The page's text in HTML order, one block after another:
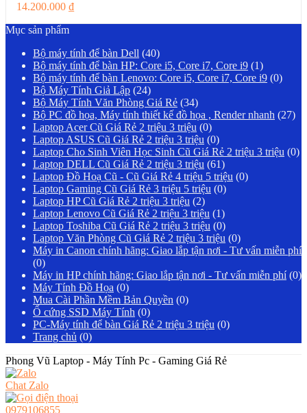
14.200.000 ₫
Mục sản phẩm
Bộ máy tính để bàn Dell (40)
Bộ máy tính để bàn HP: Core i5, Core i7, Core i9 (1)
Bộ máy tính để bàn Lenovo: Core i5, Core i7, Core i9 (0)
Bộ Máy Tính Giả Lập (24)
Bộ Máy Tính Văn Phòng Giá Rẻ (34)
Bộ PC đồ họa, Máy tính thiết kế đồ họa , Render nhanh (27)
Laptop Acer Cũ Giá Rẻ 2 triệu 3 triệu (0)
Laptop ASUS Cũ Giá Rẻ 2 triệu 3 triệu (0)
Laptop Cho Sinh Viên Học Sinh Cũ Giá Rẻ 2 triệu 3 triệu (0)
Laptop DELL Cũ Giá Rẻ 2 triệu 3 triệu (61)
Laptop Đồ Hoạ Cũ - Cũ Giá Rẻ 4 triệu 5 triệu (0)
Laptop Gaming Cũ Giá Rẻ 3 triệu 5 triệu (0)
Laptop HP Cũ Giá Rẻ 2 triệu 3 triệu (2)
Laptop Lenovo Cũ Giá Rẻ 2 triệu 3 triệu (1)
Laptop Toshiba Cũ Giá Rẻ 2 triệu 3 triệu (0)
Laptop Văn Phòng Cũ Giá Rẻ 2 triệu 3 triệu (0)
Máy in Canon chính hãng: Giao lắp tận nơi - Tư vấn miễn phí
(0)
Máy in HP chính hãng: Giao lắp tận nơi - Tư vấn miễn phí (0)
Máy Tính Đồ Họa (0)
Mua Cài Phần Mềm Bản Quyền (0)
Ổ cứng SSD Máy Tính (0)
PC-Máy tính để bàn Giá Rẻ 2 triệu 3 triệu (0)
Trang chủ (0)
Phong Vũ Laptop - Máy Tính Pc - Gaming Giá Rẻ
Chat Zalo
0979106855